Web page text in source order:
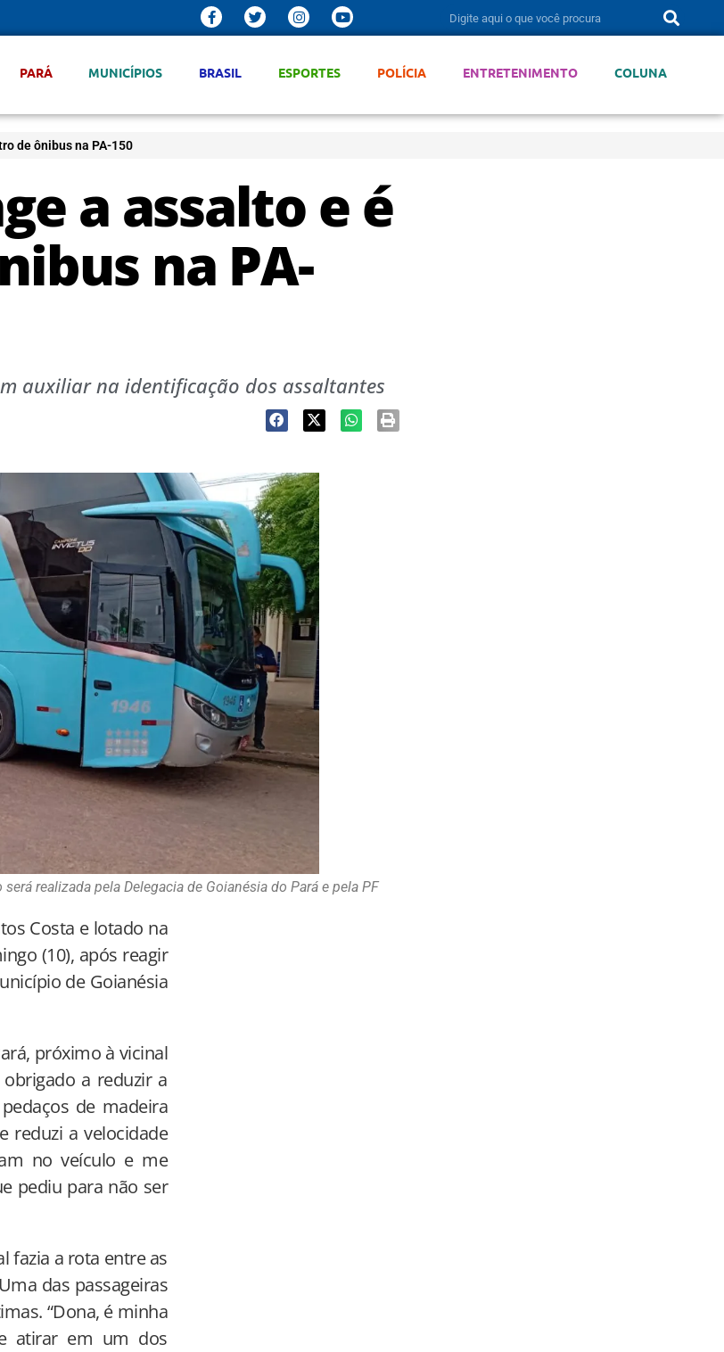
PARÁ MUNICÍPIOS BRASIL ESPORTES POLÍCIA ENTRETENIMENTO COLUNA
de ônibus na PA-150
a assalto e é
na PA-
auxiliar na identificação dos assaltantes
realizada pela Delegacia de Goianésia do Pará e pela PF
Costa e lotado na
(10), após reagir
de Goianésia
próximo à vicinal
a reduzir a
de madeira
reduzi a velocidade
no veículo e me
pediu para não ser
fazia a rota entre as
das passageiras
“Dona, é minha
atirar em um dos